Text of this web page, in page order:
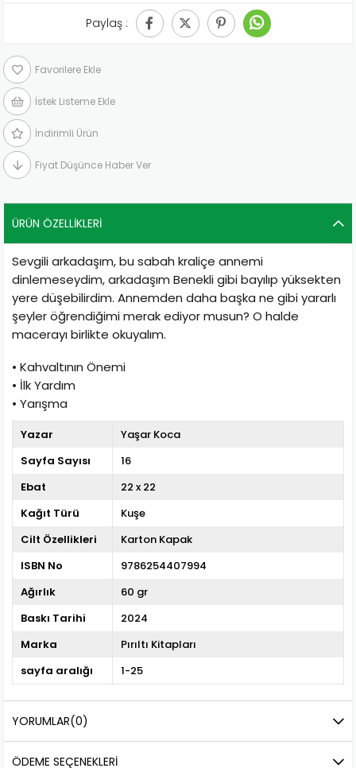
Paylaş :
Favorilere Ekle
İstek Listeme Ekle
İndirimli Ürün
Fiyat Düşünce Haber Ver
ÜRÜN ÖZELLIKLERI
Sevgili arkadaşım, bu sabah kraliçe annemi
dinlemeseydim, arkadaşımBenekli gibi bayılıp yüksekten
yere düşebilirdim. Annemden daha başka ne gibi yararlı
şeyleröğrendiğimi merak ediyor musun? O halde
macerayı birlikte okuyalım.
• Kahvaltının Önemi
• İlk Yardım
• Yarışma
Yazar
Yaşar Koca
Sayfa Sayısı
16
Ebat
22 x 22
Kağıt Türü
Kuşe
Cilt Özellikleri
Karton Kapak
ISBN No
9786254407994
Ağırlık
60 gr
Baskı Tarihi
2024
Marka
Pırıltı Kitapları
sayfa aralığı
1-25
YORUMLAR(0)
ÖDEME SEÇENEKLERI